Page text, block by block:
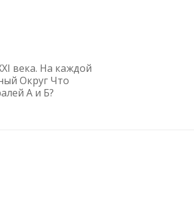
века. На каждой
Округ Что
А и Б?